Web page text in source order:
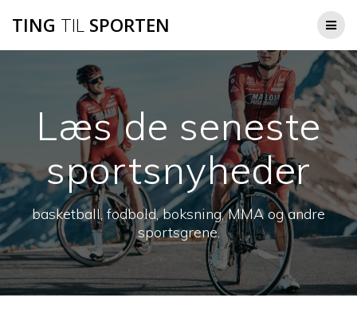
TING TIL SPORTEN
Læs de seneste
sportsnyheder
basketball, fodbold, boksning, MMA og andre
sportsgrene.